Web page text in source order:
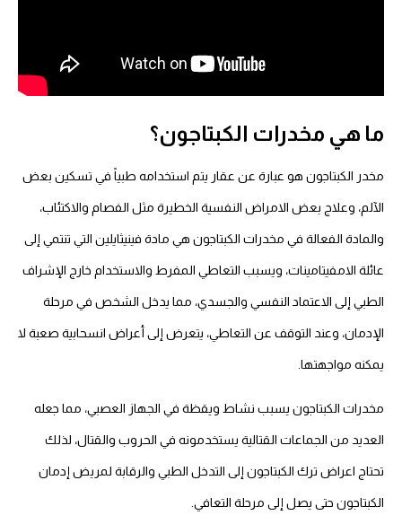
ما هي مخدرات الكبتاجون؟
مخدر الكبتاجون هو عبارة عن عقار يتم استخدامه طبياً في تسكين بعض
الآلم، وعلاج بعض الامراض النفسية الخطيرة مثل الفصام والاكتئاب،
والمادة الفعالة في مخدرات الكبتاجون هي مادة فينيثايلين التي تنتمي إلى
عائلة الامفيتامينات، ويسبب التعاطي المفرط والاستخدام خارج الإشراف
الطبي إلى الاعتماد النفسي والجسدي، مما يدخل الشخص في مرحلة
الإدمان، وعند التوقف عن التعاطي، يتعرض إلى أعراض انسحابية صعبة لا
يمكنه مواجهتها.
مخدرات الكبتاجون يسبب نشاط ويقظة في الجهاز العصبي، مما جعله
العديد من الجماعات القتالية يستخدمونه في الحروب والقتال، لذلك
تحتاج اعراض ترك الكبتاجون إلى التدخل الطبي والرقابة لمريض إدمان
الكبتاجون حتى يصل إلى مرحلة التعافي.